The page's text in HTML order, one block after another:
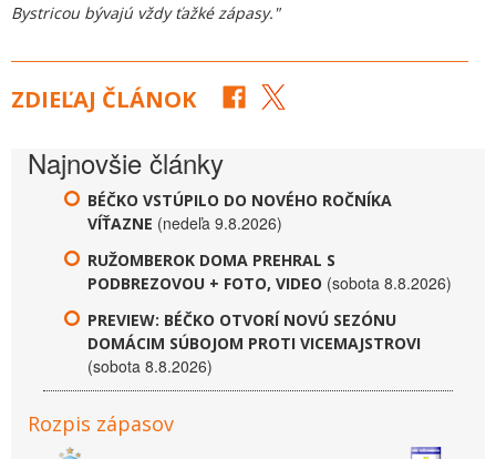
Bystricou bývajú vždy ťažké zápasy."
ZDIEĽAJ ČLÁNOK
Najnovšie články
BÉČKO VSTÚPILO DO NOVÉHO ROČNÍKA
VÍŤAZNE (nedeľa 9.8.2026)
RUŽOMBEROK DOMA PREHRAL S
PODBREZOVOU + FOTO, VIDEO (sobota 8.8.2026)
PREVIEW: BÉČKO OTVORÍ NOVÚ SEZÓNU
DOMÁCIM SÚBOJOM PROTI VICEMAJSTROVI
(sobota 8.8.2026)
Rozpis zápasov